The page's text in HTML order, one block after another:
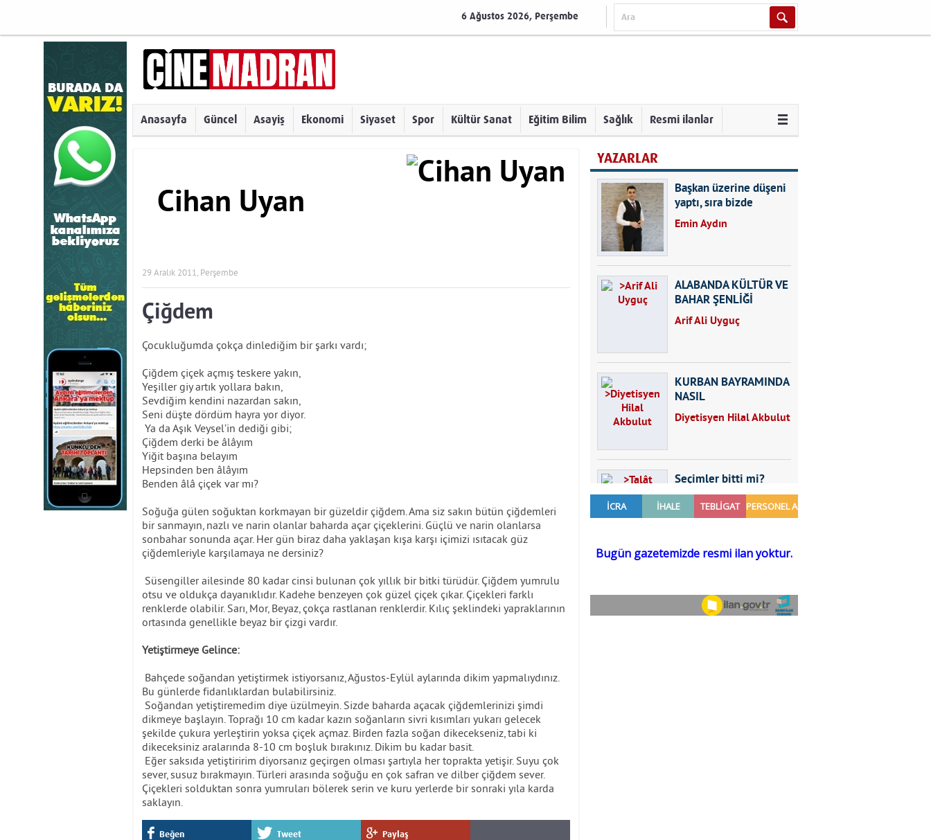
6 Ağustos 2026, Perşembe
Anasayfa Güncel Asayiş Ekonomi Siyaset Spor Kültür Sanat Eğitim Bilim Sağlık Resmi ilanlar
Cihan Uyan
29 Aralık 2011, Perşembe
Çiğdem
Çocukluğumda çokça dinlediğim bir şarkı vardı;
Çiğdem çiçek açmış teskere yakın,
Yeşiller giy artık yollara bakın,
Sevdiğim kendini nazardan sakın,
Seni düşte dördüm hayra yor diyor.
Ya da Aşık Veysel’in dediği gibi;
Çiğdem derki be âlâyım
Yiğit başına belayım
Hepsinden ben âlâyım
Benden âlâ çiçek var mı?
Soğuğa gülen soğuktan korkmayan bir güzeldir çiğdem. Ama siz sakın bütün çiğdemleri
bir sanmayın, nazlı ve narin olanlar baharda açar çiçeklerini. Güçlü ve narin olanlarsa
sonbahar sonunda açar. Her gün biraz daha yaklaşan kışa karşı içimizi ısıtacak güz
çiğdemleriyle karşılamaya ne dersiniz?
Süsengiller ailesinde 80 kadar cinsi bulunan çok yıllık bir bitki türüdür. Çiğdem yumrulu
otsu ve oldukça dayanıklıdır. Kadehe benzeyen çok güzel çiçek çıkar. Çiçekleri farklı
renklerde olabilir. Sarı, Mor, Beyaz, çokça rastlanan renklerdir. Kılıç şeklindeki yapraklarının
ortasında genellikle beyaz bir çizgi vardır.
Yetiştirmeye Gelince:
Bahçede soğandan yetiştirmek istiyorsanız, Ağustos-Eylül aylarında dikim yapmalıydınız.
Bu günlerde fidanlıklardan bulabilirsiniz.
Soğandan yetiştiremedim diye üzülmeyin. Sizde baharda açacak çiğdemlerinizi şimdi
dikmeye başlayın. Toprağı 10 cm kadar kazın soğanların sivri kısımları yukarı gelecek
şekilde çukura yerleştirin yoksa çiçek açmaz. Birden fazla soğan dikecekseniz, tabi ki
dikeceksiniz aralarında 8-10 cm boşluk bırakınız. Dikim bu kadar basit.
Eğer saksıda yetiştiririm diyorsanız geçirgen olması şartıyla her toprakta yetişir. Suyu çok
sever, susuz bırakmayın. Türleri arasında soğuğu en çok safran ve dilber çiğdem sever.
Çiçekleri solduktan sonra yumruları bölerek serin ve kuru yerlerde bir sonraki yıla karda
saklayın.
Beğen Tweet Paylaş
YAZARLAR
Başkan üzerine düşeni
yaptı, sıra bizde
Emin Aydın
ALABANDA KÜLTÜR VE
BAHAR ŞENLİĞİ
Arif Ali Uyguç
KURBAN BAYRAMINDA
NASIL
BESLENMELİYİZ?
Diyetisyen Hilal Akbulut
Seçimler bitti mi?
Talât Yörük
Sezgin MADRAN